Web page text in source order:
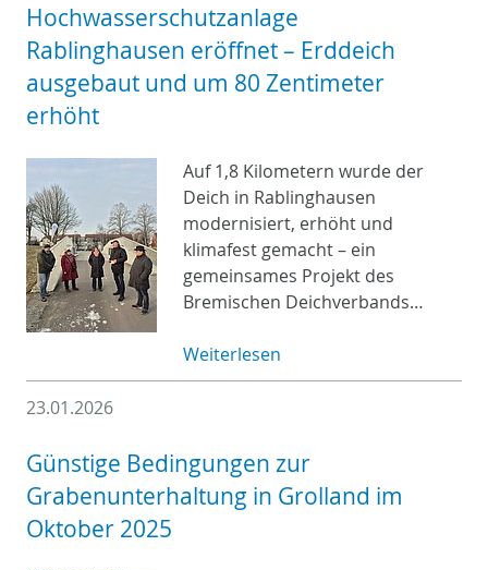
Hochwasserschutzanlage
Rablinghausen eröffnet – Erddeich
ausgebaut und um 80 Zentimeter
erhöht
Auf 1,8 Kilometern wurde der
Deich in Rablinghausen
modernisiert, erhöht und
klimafest gemacht – ein
gemeinsames Projekt des
Bremischen Deichverbands…
Weiterlesen
23.01.2026
Günstige Bedingungen zur
Grabenunterhaltung in Grolland im
Oktober 2025